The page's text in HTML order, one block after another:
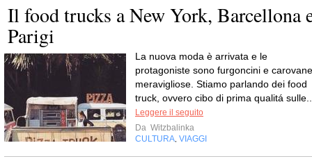
Il food trucks a New York, Barcellona
Parigi
La nuova moda è arrivata e le
protagoniste sono furgoncini e carovane
meravigliose. Stiamo parlando dei food
truck, ovvero cibo di prima qualitá
Leggere il seguito
Da Witzbalinka
CULTURA VIAGGI